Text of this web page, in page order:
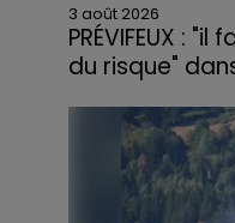
3 août 2026
PRÉVIFEUX :
du risque"